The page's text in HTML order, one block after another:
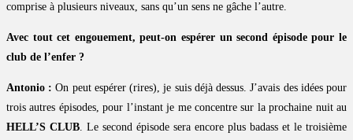
comprise à plusieurs niveaux, sans qu’un sens ne gâche l’autre.
Avec tout cet engouement, peut-on espérer un second épisode pour le
club de l’enfer ?
Antonio : On peut espérer (rires), je suis déjà dessus. J’avais des idées pour
trois autres épisodes, pour l’instant je me concentre sur la prochaine nuit au
HELL’S CLUB. Le second épisode sera encore plus badass et le troisième